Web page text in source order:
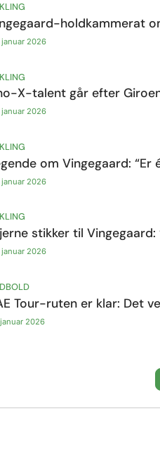
holdkammerat
2026
X-talent går efter
januar 2026
om Vingegaard: “Er
2026
stikker til Vingegaard:
2026
Tour-ruten er klar: Det
2026